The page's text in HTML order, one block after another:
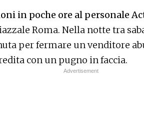
in poche ore al personale
Roma. Nella notte tra
per fermare un venditore
con un pugno in faccia.